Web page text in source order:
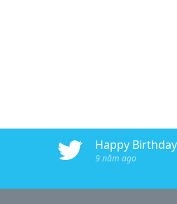
ANTS AdTech Happy
9 năm ago